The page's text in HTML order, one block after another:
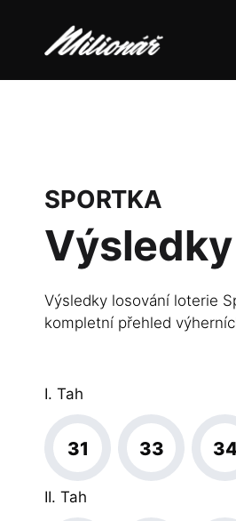
SPORTKA
Výsledky losování loterie
kompletní přehled
I. Tah
31 33
II. Tah